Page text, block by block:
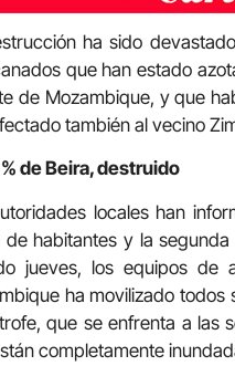
ha sido
que han estado
de Mozambique, y que
también al vecino
de Beira, destruido
locales han
de habitantes y la
jueves, los equipos de
ha movilizado
que se enfrenta a las
completamente